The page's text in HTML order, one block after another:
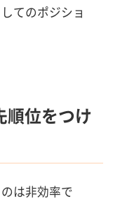
てのポジショ
順位をつけ
は非効率で